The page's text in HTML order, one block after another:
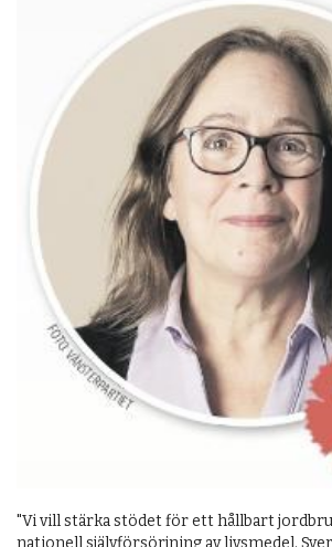
"Vi vill stärka stödet för ett hållbart